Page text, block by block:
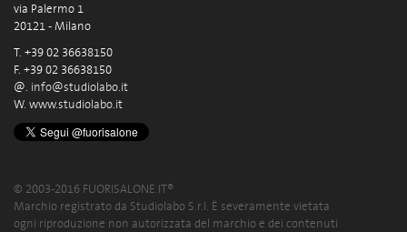
via Palermo 1
20121 - Milano
T. +39 02 36638150
F. +39 02 36638150
@. info@studiolabo.it
W. www.studiolabo.it
© 2003-2016 FUORISALONE.IT®
Marchio registrato da Studiolabo S.r.l. È severamente vietata
ogni riproduzione non autorizzata del marchio e dei contenuti